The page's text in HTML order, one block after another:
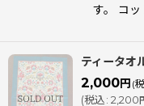
す。 コ
ティータ
2,000円 (
(税込: 2,200